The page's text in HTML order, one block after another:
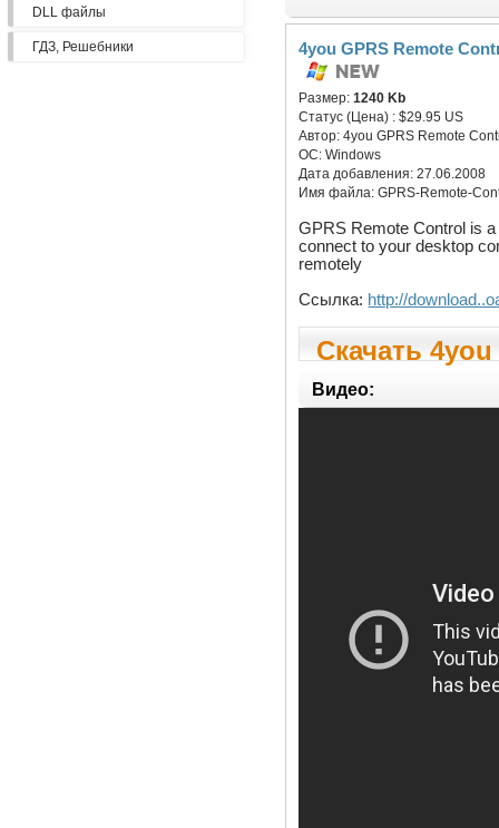
DLL файлы
ГДЗ, Решебники 4you GPRS Remote
Размер:1240 Kb
Статус (Цена) :$29.95 US
Автор:4you GPRS Remote
ОС:Windows
Дата добавления:27.06.2008
Имя файла:GPRS-Remote-
GPRS Remote Control is
connect to your desktop
remotely
Ссылка: http://
Скачать
Видео: